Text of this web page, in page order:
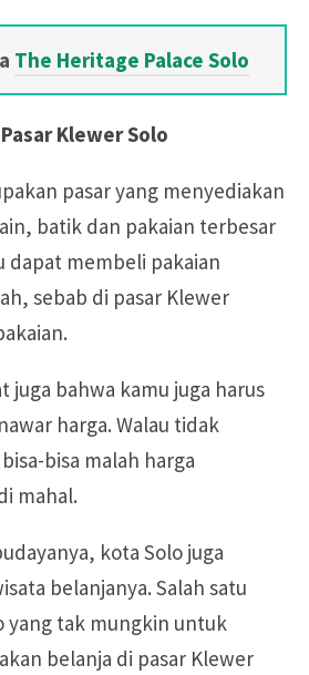
The Heritage Palace Solo
Klewer Solo
pasar yang menyediakan
batik dan pakaian terbesar
dapat membeli pakaian
sebab di pasar Klewer
juga bahwa kamu juga harus
harga. Walau tidak
bisa malah harga
mahal.
kota Solo juga
belanjanya. Salah satu
yang tak mungkin untuk
belanja di pasar Klewer